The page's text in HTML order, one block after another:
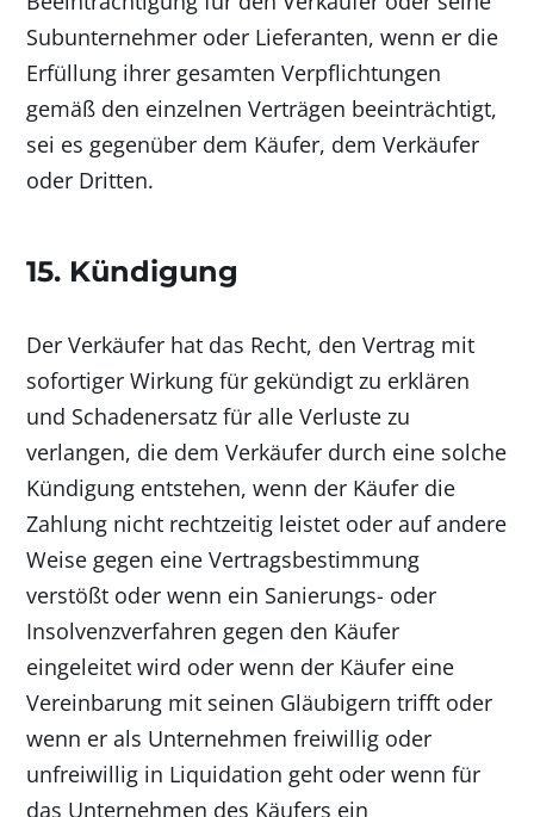
Subunternehmer oder Lieferanten, wenn er die
Erfüllung ihrer gesamten Verpflichtungen
gemäß den einzelnen Verträgen beeinträchtigt,
sei es gegenüber dem Käufer, dem Verkäufer
oder Dritten.
15. Kündigung
Der Verkäufer hat das Recht, den Vertrag mit
sofortiger Wirkung für gekündigt zu erklären
und Schadenersatz für alle Verluste zu
verlangen, die dem Verkäufer durch eine solche
Kündigung entstehen, wenn der Käufer die
Zahlung nicht rechtzeitig leistet oder auf andere
Weise gegen eine Vertragsbestimmung
verstößt oder wenn ein Sanierungs- oder
Insolvenzverfahren gegen den Käufer
eingeleitet wird oder wenn der Käufer eine
Vereinbarung mit seinen Gläubigern trifft oder
wenn er als Unternehmen freiwillig oder
unfreiwillig in Liquidation geht oder wenn für
das Unternehmen des Käufers ein